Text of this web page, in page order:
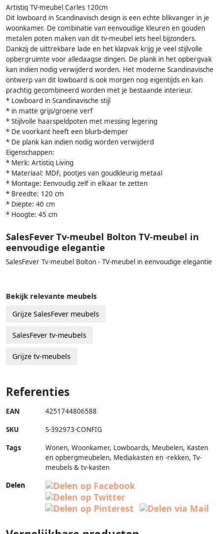
Artistiq TV-meubel Carles 120cm
Dit lowboard in Scandinavisch design is een echte blikvanger in je
woonkamer. De combinatie van eenvoudige kleuren en gouden
metalen poten maken van dit tv-meubel iets heel bijzonders.
Dankzij de uittrekbare lade en het klapvak krijg je veel stijlvolle
opbergruimte voor alledaagse dingen. De plank in het opbergvak
kan indien nodig verwijderd worden. Het moderne Scandinavische
ontwerp van dit lowboard is ook morgen nog eigentijds en kan
prachtig gecombineerd worden met je bestaande interieur.
* Lowboard in Scandinavische stijl
* in matte grijs/groene verf
* Stijlvolle haarspeldpoten met messing legering
* De voorkant heeft een blurb-demper
* De plank kan indien nodig worden verwijderd
Eigenschappen:
* Merk: Artistiq Living
* Materiaal: MDF, pootjes van goudkleurig metaal
* Montage: Eenvoudig zelf in elkaar te zetten
* Breedte: 120 cm
* Diepte: 40 cm
* Hoogte: 45 cm
SalesFever Tv-meubel Bolton TV-meubel in
eenvoudige elegantie
SalesFever Tv-meubel Bolton - TV-meubel in eenvoudige elegantie
Bekijk relevante meubels
Grijze SalesFever meubels
SalesFever tv-meubels
Grijze tv-meubels
Referenties
EAN 4251744806588
SKU S-392973-CONFIG
Tags
Wonen, Woonkamer, Lowboards, Meubelen, Kasten
en opbergmeubelen, Mediakasten en -rekken, Tv-
meubels & tv-kasten
Delen